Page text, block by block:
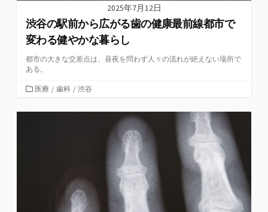
2025年7月12日
渋谷の駅前から広がる歯の健康最前線都市で
変わる健やかな暮らし
都市の大きな交差点は、昼夜を問わず人々の流れが絶えない場所で
ある。
カ
ゴ
医療 / 歯科 / 渋谷